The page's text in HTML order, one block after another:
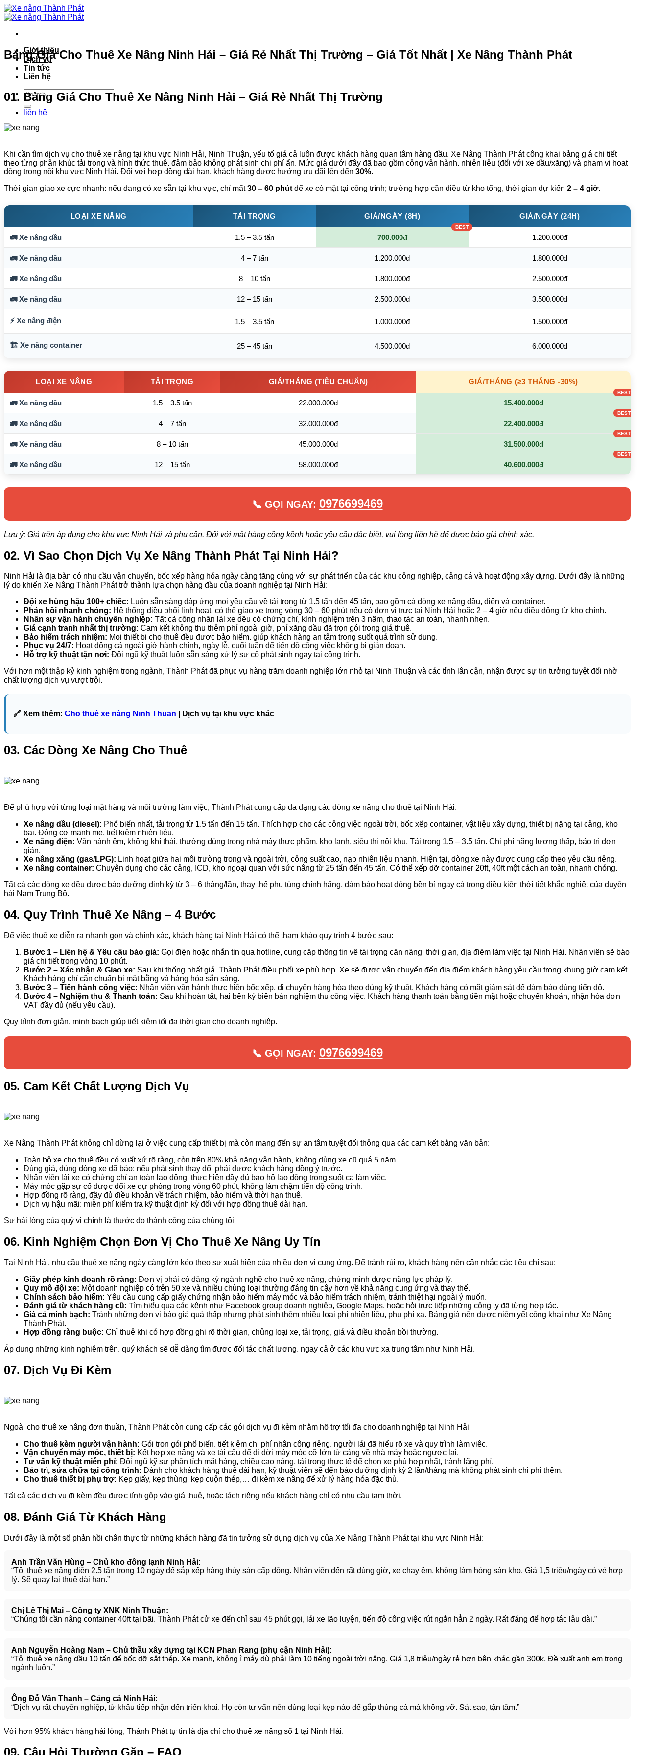
Bỏ
qua
dung
Giới thiệu
Dịch vụ
Tin tức
Liên hệ
liên hệ
Bảng Giá Cho Thuê Xe Nâng Ninh Hải – Giá Rẻ Nhất Thị Trường – Giá Tốt Nhất | Xe Nâng Thành Phát
01. Bảng Giá Cho Thuê Xe Nâng Ninh Hải – Giá Rẻ Nhất Thị Trường
Khi cần tìm dịch vụ cho thuê xe nâng tại khu vực Ninh Hải, Ninh Thuận, yếu tố giá cả luôn được khách hàng quan tâm hàng đầu. Xe Nâng Thành Phát công khai bảng giá chi tiết
theo từng phân khúc tải trọng và hình thức thuê, đảm bảo không phát sinh chi phí ẩn. Mức giá dưới đây đã bao gồm công vận hành, nhiên liệu (đối với xe dầu/xăng) và phạm vi hoạt
động trong nội khu vực Ninh Hải. Đối với hợp đồng dài hạn, khách hàng được hưởng ưu đãi lên đến 30%.
Thời gian giao xe cực nhanh: nếu đang có xe sẵn tại khu vực, chỉ mất30 – 60 phút để xe có mặt tại công trình; trường hợp cần điều từ kho tổng, thời gian dự kiến 2 – 4 giờ.
LOẠI XE NÂNG TẢI TRỌNG GIÁ/NGÀY (8H) GIÁ/NGÀY (24H)
🚛 Xe nâng dầu 1.5 – 3.5 tấn 700.000đ 1.200.000đ
🚛 Xe nâng dầu 4 – 7 tấn 1.200.000đ 1.800.000đ
🚛 Xe nâng dầu 8 – 10 tấn 1.800.000đ 2.500.000đ
🚛 Xe nâng dầu 12 – 15 tấn 2.500.000đ 3.500.000đ
⚡ Xe nâng điện 1.5 – 3.5 tấn 1.000.000đ 1.500.000đ
🏗️ Xe nâng container 25 – 45 tấn 4.500.000đ 6.000.000đ
LOẠI XE NÂNG TẢI TRỌNG GIÁ/THÁNG (TIÊU CHUẨN) GIÁ/THÁNG (≥3 THÁNG -30%)
🚛 Xe nâng dầu 1.5 – 3.5 tấn 22.000.000đ 15.400.000đ
🚛 Xe nâng dầu 4 – 7 tấn 32.000.000đ 22.400.000đ
🚛 Xe nâng dầu 8 – 10 tấn 45.000.000đ 31.500.000đ
🚛 Xe nâng dầu 12 – 15 tấn 58.000.000đ 40.600.000đ
📞 GỌI NGAY: 0976699469
Lưu ý: Giá trên áp dụng cho khu vực Ninh Hải và phụ cận. Đối với mặt hàng cồng kềnh hoặc yêu cầu đặc biệt, vui lòng liên hệ để được báo giá chính xác.
02. Vì Sao Chọn Dịch Vụ Xe Nâng Thành Phát Tại Ninh Hải?
Ninh Hải là địa bàn có nhu cầu vận chuyển, bốc xếp hàng hóa ngày càng tăng cùng với sự phát triển của các khu công nghiệp, cảng cá và hoạt động xây dựng. Dưới đây là những
lý do khiến Xe Nâng Thành Phát trở thành lựa chọn hàng đầu của doanh nghiệp tại Ninh Hải:
Đội xe hùng hậu 100+ chiếc: Luôn sẵn sàng đáp ứng mọi yêu cầu về tải trọng từ 1.5 tấn đến 45 tấn, bao gồm cả dòng xe nâng dầu, điện và container.
Phản hồi nhanh chóng: Hệ thống điều phối linh hoạt, có thể giao xe trong vòng 30 – 60 phút nếu có đơn vị trực tại Ninh Hải hoặc 2 – 4 giờ nếu điều động từ kho chính.
Nhân sự vận hành chuyên nghiệp: Tất cả công nhân lái xe đều có chứng chỉ, kinh nghiệm trên 3 năm, thao tác an toàn, nhanh nhẹn.
Giá cạnh tranh nhất thị trường: Cam kết không thu thêm phí ngoài giờ, phí xăng dầu đã trọn gói trong giá thuê.
Bảo hiểm trách nhiệm: Mọi thiết bị cho thuê đều được bảo hiểm, giúp khách hàng an tâm trong suốt quá trình sử dụng.
Phục vụ 24/7: Hoạt động cả ngoài giờ hành chính, ngày lễ, cuối tuần để tiến độ công việc không bị gián đoạn.
Hỗ trợ kỹ thuật tận nơi: Đội ngũ kỹ thuật luôn sẵn sàng xử lý sự cố phát sinh ngay tại công trình.
Với hơn một thập kỷ kinh nghiệm trong ngành, Thành Phát đã phục vụ hàng trăm doanh nghiệp lớn nhỏ tại Ninh Thuận và các tỉnh lân cận, nhận được sự tin tưởng tuyệt đối nhờ
chất lượng dịch vụ vượt trội.
🔗 Xem thêm: Cho thuê xe nâng Ninh Thuan | Dịch vụ tại khu vực khác
03. Các Dòng Xe Nâng Cho Thuê
Để phù hợp với từng loại mặt hàng và môi trường làm việc, Thành Phát cung cấp đa dạng các dòng xe nâng cho thuê tại Ninh Hải:
Xe nâng dầu (diesel): Phổ biến nhất, tải trọng từ 1.5 tấn đến 15 tấn. Thích hợp cho các công việc ngoài trời, bốc xếp container, vật liệu xây dựng, thiết bị nặng tại cảng, kho
bãi. Động cơ mạnh mẽ, tiết kiệm nhiên liệu.
Xe nâng điện: Vận hành êm, không khí thải, thường dùng trong nhà máy thực phẩm, kho lạnh, siêu thị nội khu. Tải trọng 1.5 – 3.5 tấn. Chi phí năng lượng thấp, bảo trì đơn
giản.
Xe nâng xăng (gas/LPG): Linh hoạt giữa hai môi trường trong và ngoài trời, công suất cao, nạp nhiên liệu nhanh. Hiện tại, dòng xe này được cung cấp theo yêu cầu riêng.
Xe nâng container: Chuyên dụng cho các cảng, ICD, kho ngoại quan với sức nâng từ 25 tấn đến 45 tấn. Có thể xếp dỡ container 20ft, 40ft một cách an toàn, nhanh chóng.
Tất cả các dòng xe đều được bảo dưỡng định kỳ từ 3 – 6 tháng/lần, thay thế phụ tùng chính hãng, đảm bảo hoạt động bền bỉ ngay cả trong điều kiện thời tiết khắc nghiệt của duyên
hải Nam Trung Bộ.
04. Quy Trình Thuê Xe Nâng – 4 Bước
Để việc thuê xe diễn ra nhanh gọn và chính xác, khách hàng tại Ninh Hải có thể tham khảo quy trình 4 bước sau:
Bước 1 – Liên hệ & Yêu cầu báo giá: Gọi điện hoặc nhắn tin qua hotline, cung cấp thông tin về tải trọng cần nâng, thời gian, địa điểm làm việc tại Ninh Hải. Nhân viên sẽ báo
giá chi tiết trong vòng 10 phút.
Bước 2 – Xác nhận & Giao xe: Sau khi thống nhất giá, Thành Phát điều phối xe phù hợp. Xe sẽ được vận chuyển đến địa điểm khách hàng yêu cầu trong khung giờ cam kết.
Khách hàng chỉ cần chuẩn bị mặt bằng và hàng hóa sẵn sàng.
Bước 3 – Tiến hành công việc: Nhân viên vận hành thực hiện bốc xếp, di chuyển hàng hóa theo đúng kỹ thuật. Khách hàng có mặt giám sát để đảm bảo đúng tiến độ.
Bước 4 – Nghiệm thu & Thanh toán: Sau khi hoàn tất, hai bên ký biên bản nghiệm thu công việc. Khách hàng thanh toán bằng tiền mặt hoặc chuyển khoản, nhận hóa đơn
VAT đầy đủ (nếu yêu cầu).
Quy trình đơn giản, minh bạch giúp tiết kiệm tối đa thời gian cho doanh nghiệp.
📞 GỌI NGAY: 0976699469
05. Cam Kết Chất Lượng Dịch Vụ
Xe Nâng Thành Phát không chỉ dừng lại ở việc cung cấp thiết bị mà còn mang đến sự an tâm tuyệt đối thông qua các cam kết bằng văn bản:
Toàn bộ xe cho thuê đều có xuất xứ rõ ràng, còn trên 80% khả năng vận hành, không dùng xe cũ quá 5 năm.
Đúng giá, đúng dòng xe đã báo; nếu phát sinh thay đổi phải được khách hàng đồng ý trước.
Nhân viên lái xe có chứng chỉ an toàn lao động, thực hiện đầy đủ bảo hộ lao động trong suốt ca làm việc.
Máy móc gặp sự cố được đổi xe dự phòng trong vòng 60 phút, không làm chậm tiến độ công trình.
Hợp đồng rõ ràng, đầy đủ điều khoản về trách nhiệm, bảo hiểm và thời hạn thuê.
Dịch vụ hậu mãi: miễn phí kiểm tra kỹ thuật định kỳ đối với hợp đồng thuê dài hạn.
Sự hài lòng của quý vị chính là thước đo thành công của chúng tôi.
06. Kinh Nghiệm Chọn Đơn Vị Cho Thuê Xe Nâng Uy Tín
Tại Ninh Hải, nhu cầu thuê xe nâng ngày càng lớn kéo theo sự xuất hiện của nhiều đơn vị cung ứng. Để tránh rủi ro, khách hàng nên cân nhắc các tiêu chí sau:
Giấy phép kinh doanh rõ ràng: Đơn vị phải có đăng ký ngành nghề cho thuê xe nâng, chứng minh được năng lực pháp lý.
Quy mô đội xe: Một doanh nghiệp có trên 50 xe và nhiều chủng loại thường đáng tin cậy hơn về khả năng cung ứng và thay thế.
Chính sách bảo hiểm: Yêu cầu cung cấp giấy chứng nhận bảo hiểm máy móc và bảo hiểm trách nhiệm, tránh thiệt hại ngoài ý muốn.
Đánh giá từ khách hàng cũ: Tìm hiểu qua các kênh như Facebook group doanh nghiệp, Google Maps, hoặc hỏi trực tiếp những công ty đã từng hợp tác.
Giá cả minh bạch: Tránh những đơn vị báo giá quá thấp nhưng phát sinh thêm nhiều loại phí nhiên liệu, phụ phí xa. Bảng giá nên được niêm yết công khai như Xe Nâng
Thành Phát.
Hợp đồng ràng buộc: Chỉ thuê khi có hợp đồng ghi rõ thời gian, chủng loại xe, tải trọng, giá và điều khoản bồi thường.
Áp dụng những kinh nghiệm trên, quý khách sẽ dễ dàng tìm được đối tác chất lượng, ngay cả ở các khu vực xa trung tâm như Ninh Hải.
07. Dịch Vụ Đi Kèm
Ngoài cho thuê xe nâng đơn thuần, Thành Phát còn cung cấp các gói dịch vụ đi kèm nhằm hỗ trợ tối đa cho doanh nghiệp tại Ninh Hải:
Cho thuê kèm người vận hành: Gói trọn gói phổ biến, tiết kiệm chi phí nhân công riêng, người lái đã hiểu rõ xe và quy trình làm việc.
Vận chuyển máy móc, thiết bị: Kết hợp xe nâng và xe tải cẩu để di dời máy móc cỡ lớn từ cảng về nhà máy hoặc ngược lại.
Tư vấn kỹ thuật miễn phí: Đội ngũ kỹ sư phân tích mặt hàng, chiều cao nâng, tải trọng thực tế để chọn xe phù hợp nhất, tránh lãng phí.
Bảo trì, sửa chữa tại công trình: Dành cho khách hàng thuê dài hạn, kỹ thuật viên sẽ đến bảo dưỡng định kỳ 2 lần/tháng mà không phát sinh chi phí thêm.
Cho thuê thiết bị phụ trợ: Kẹp giấy, kẹp thùng, kẹp cuộn thép,… đi kèm xe nâng để xử lý hàng hóa đặc thù.
Tất cả các dịch vụ đi kèm đều được tính gộp vào giá thuê, hoặc tách riêng nếu khách hàng chỉ có nhu cầu tạm thời.
08. Đánh Giá Từ Khách Hàng
Dưới đây là một số phản hồi chân thực từ những khách hàng đã tin tưởng sử dụng dịch vụ của Xe Nâng Thành Phát tại khu vực Ninh Hải:
Anh Trần Văn Hùng – Chủ kho đông lạnh Ninh Hải:
“Tôi thuê xe nâng điện 2.5 tấn trong 10 ngày để sắp xếp hàng thủy sản cấp đông. Nhân viên đến rất đúng giờ, xe chạy êm, không làm hỏng sàn kho. Giá 1,5 triệu/ngày có vẻ hợp
lý. Sẽ quay lại thuê dài hạn.”
Chị Lê Thị Mai – Công ty XNK Ninh Thuận:
“Chúng tôi cần nâng container 40ft tại bãi. Thành Phát cử xe đến chỉ sau 45 phút gọi, lái xe lão luyện, tiến độ công việc rút ngắn hẳn 2 ngày. Rất đáng để hợp tác lâu dài.”
Anh Nguyễn Hoàng Nam – Chủ thầu xây dựng tại KCN Phan Rang (phụ cận Ninh Hải):
“Tôi thuê xe nâng dầu 10 tấn để bốc dỡ sắt thép. Xe mạnh, không ì máy dù phải làm 10 tiếng ngoài trời nắng. Giá 1,8 triệu/ngày rẻ hơn bên khác gần 300k. Đề xuất anh em trong
ngành luôn.”
Ông Đỗ Văn Thanh – Cảng cá Ninh Hải:
“Dịch vụ rất chuyên nghiệp, từ khâu tiếp nhận đến triển khai. Họ còn tư vấn nên dùng loại kẹp nào để gắp thùng cá mà không vỡ. Sát sao, tận tâm.”
Với hơn 95% khách hàng hài lòng, Thành Phát tự tin là địa chỉ cho thuê xe nâng số 1 tại Ninh Hải.
09. Câu Hỏi Thường Gặp – FAQ